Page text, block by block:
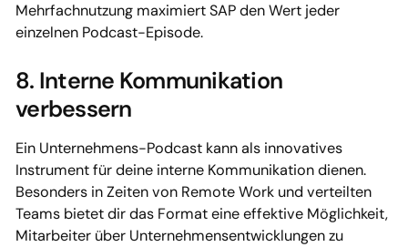
Mehrfachnutzung maximiert SAP den Wert jeder
einzelnen Podcast-Episode.
8. Interne Kommunikation
verbessern
Ein Unternehmens-Podcast kann als innovatives
Instrument für deine interne Kommunikation dienen.
Besonders in Zeiten von Remote Work und verteilten
Teams bietet dir das Format eine effektive Möglichkeit,
Mitarbeiter über Unternehmensentwicklungen zu